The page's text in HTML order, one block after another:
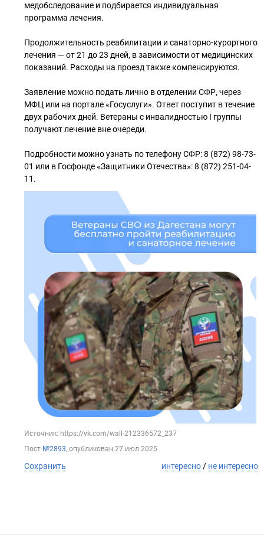
медобследование и подбирается индивидуальная
программа лечения.
Продолжительность реабилитации и санаторно-курортного
лечения — от 21 до 23 дней, в зависимости от медицинских
показаний. Расходы на проезд также компенсируются.
Заявление можно подать лично в отделении СФР, через
МФЦ или на портале «Госуслуги». Ответ поступит в течение
двух рабочих дней. Ветераны с инвалидностью I группы
получают лечение вне очереди.
Подробности можно узнать по телефону СФР: 8 (872) 98-73-
01 или в Госфонде «Защитники Отечества»: 8 (872) 251-04-
11.
Источник: https://vk.com/wall-212336572_237
Пост №2893, опубликован 27 июл 2025
Сохранить интересно / не интересно